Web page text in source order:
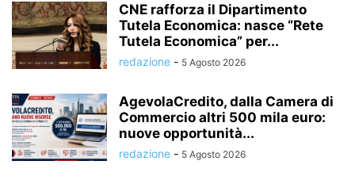
CNE rafforza il Dipartimento
Tutela Economica: nasce “Rete
Tutela Economica” per...
redazione - 5 Agosto 2026
AgevolaCredito, dalla Camera di
Commercio altri 500 mila euro:
nuove opportunità...
redazione - 5 Agosto 2026